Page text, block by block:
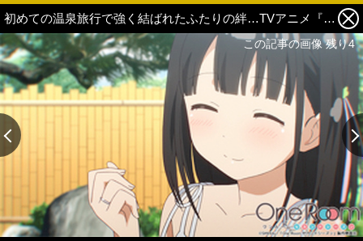
初めての温泉旅行で強く結ばれたふたりの絆…TVアニメ『One Room セカンドシーズン』第4話のあらすじ＆先行カットが到着！ 4枚目の写真・画像
この記事の画像 残り4